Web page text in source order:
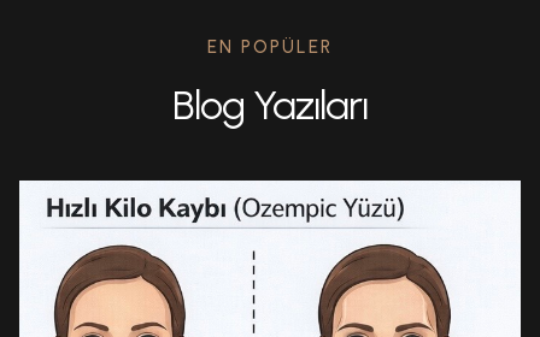
EN POPÜLER
Blog Yazıları